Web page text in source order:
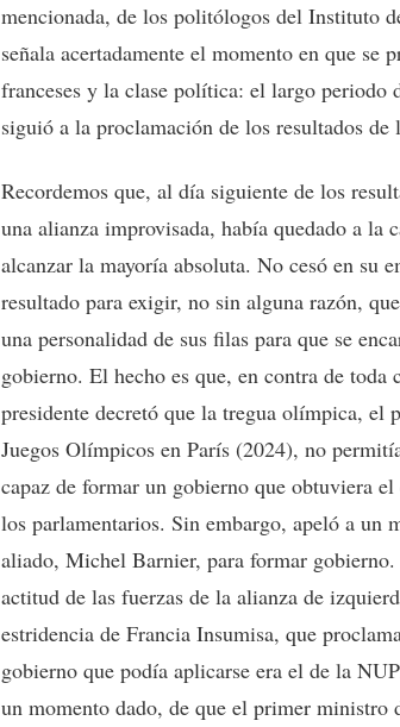
mencionada, de los politólogos del Instituto
señala acertadamente el momento en que se
franceses y la clase política: el largo periodo
siguió a la proclamación de los resultados de
Recordemos que, al día siguiente de los
una alianza improvisada, había quedado a la
alcanzar la mayoría absoluta. No cesó en su
resultado para exigir, no sin alguna razón,
una personalidad de sus filas para que se
gobierno. El hecho es que, en contra de toda
presidente decretó que la tregua olímpica, el
Juegos Olímpicos en París (2024), no
capaz de formar un gobierno que obtuviera
los parlamentarios. Sin embargo, apeló a
aliado, Michel Barnier, para formar
actitud de las fuerzas de la alianza de
estridencia de Francia Insumisa, que
gobierno que podía aplicarse era el de la
un momento dado, de que el primer ministro